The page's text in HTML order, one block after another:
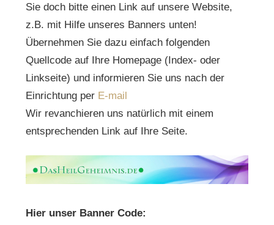
Sie doch bitte einen Link auf unsere Website,
z.B. mit Hilfe unseres Banners unten!
Übernehmen Sie dazu einfach folgenden
Quellcode auf Ihre Homepage (Index- oder
Linkseite) und informieren Sie uns nach der
Einrichtung per E-mail
Wir revanchieren uns natürlich mit einem
entsprechenden Link auf Ihre Seite.
Hier unser Banner Code: